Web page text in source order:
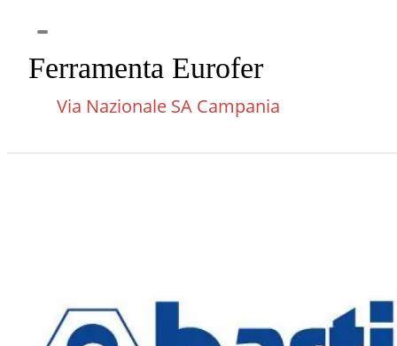
Ferramenta Eurofer
Via Nazionale SA Campania